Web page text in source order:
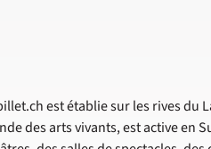
est établie sur les rives du
des arts vivants, est active en